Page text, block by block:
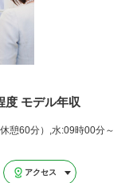
度 モデル年収
憩60分）,水:09時00分～
アクセス